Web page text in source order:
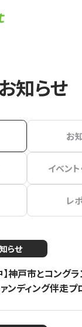
お知らせ
お
イベント
レ
らせ
神戸市とコング
ンディング伴走